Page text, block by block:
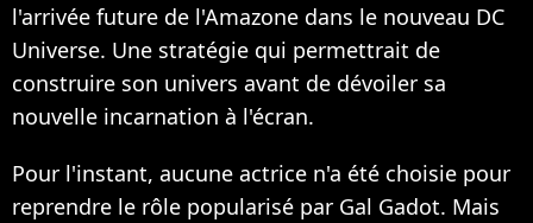
l'arrivée future de l'Amazone dans le nouveau DC
Universe. Une stratégie qui permettrait de
construire son univers avant de dévoiler sa
nouvelle incarnation à l'écran.
Pour l'instant, aucune actrice n'a été choisie pour
reprendre le rôle popularisé par Gal Gadot. Mais